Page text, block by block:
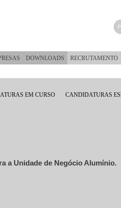
DOWNLOADS RECRUTAMENTO
EM CURSO CANDIDATURAS
a Unidade de Negócio Alumínio.